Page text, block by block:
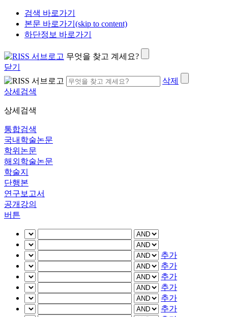
검색 바로가기
본문 바로가기(skip to content)
하단정보 바로가기
무엇을 찾고 계세요?
닫기
삭제
상세검색
상세검색
통합검색
국내학술논문
학위논문
해외학술논문
학술지
단행본
연구보고서
공개강의
버튼
추가
추가
추가
추가
추가
추가